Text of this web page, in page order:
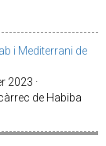
i Mediterrani de
2023 ·
de Habiba